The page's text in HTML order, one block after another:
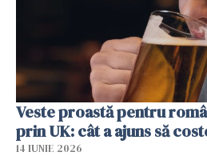
Veste proastă pentru
prin UK: cât a ajuns să
14 IUNIE 2026